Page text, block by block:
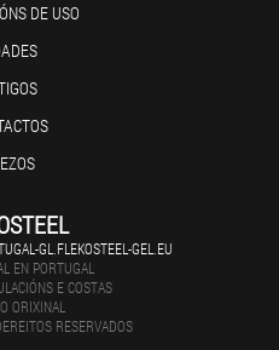
DE USO
GL.FLEKOSTEEL-GEL.EU
EN PORTUGAL
E COSTAS
ORIXINAL
RESERVADOS